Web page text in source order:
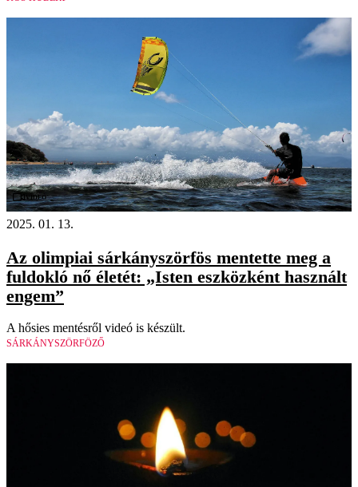
Videó
2025. 01. 13.
Az olimpiai sárkányszörfös mentette meg a
fuldokló nő életét: „Isten eszközként használt
engem”
A hősies mentésről videó is készült.
SÁRKÁNYSZÖRFÖZŐ